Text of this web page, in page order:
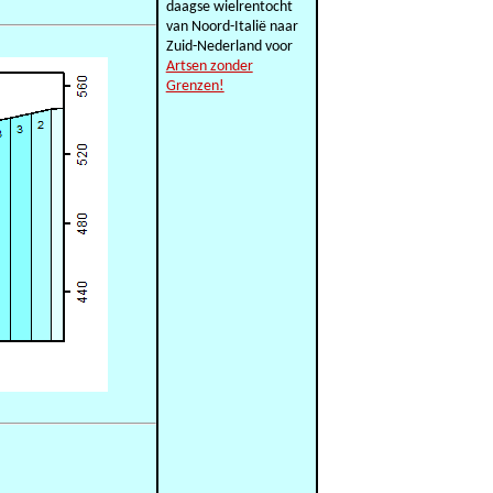
daagse wielrentocht
van Noord-Italië naar
Zuid-Nederland voor
Artsen zonder
Grenzen!